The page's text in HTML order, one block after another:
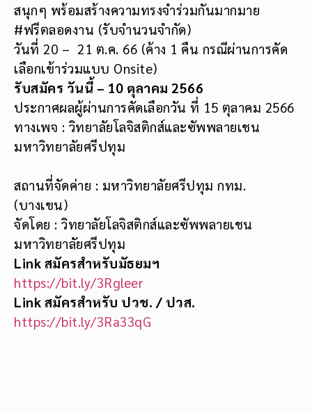
สนุกๆ พร้อมสร้างความทรงจำร่วมกันมากมาย
#ฟรีตลอดงาน (รับจำนวนจำกัด)
วันที่ 20 – 21 ต.ค. 66 (ค้าง 1 คืน กรณีผ่านการคัด
เลือกเข้าร่วมแบบ Onsite)
รับสมัคร วันนี้ – 10 ตุลาคม 2566
ประกาศผลผู้ผ่านการคัดเลือกวัน ที่ 15 ตุลาคม 2566
ทางเพจ : วิทยาลัยโลจิสติกส์และซัพพลายเชน
มหาวิทยาลัยศรีปทุม
สถานที่จัดค่าย : มหาวิทยาลัยศรีปทุม กทม.
(บางเขน)
จัดโดย : วิทยาลัยโลจิสติกส์และซัพพลายเชน
มหาวิทยาลัยศรีปทุม
Link สมัครสำหรับมัธยมฯ
https://bit.ly/3Rgleer
Link สมัครสำหรับ ปวช. / ปวส.
https://bit.ly/3Ra33qG